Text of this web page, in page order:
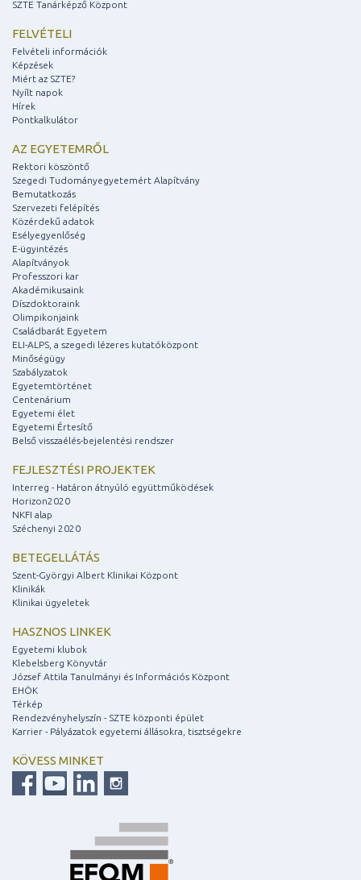
SZTE Tanárképző Központ
FELVÉTELI
Felvételi információk
Képzések
Miért az SZTE?
Nyílt napok
Hírek
Pontkalkulátor
AZ EGYETEMRŐL
Rektori köszöntő
Szegedi Tudományegyetemért Alapítvány
Bemutatkozás
Szervezeti felépítés
Közérdekű adatok
Esélyegyenlőség
E-ügyintézés
Alapítványok
Professzori kar
Akadémikusaink
Díszdoktoraink
Olimpikonjaink
Családbarát Egyetem
ELI-ALPS, a szegedi lézeres kutatóközpont
Minőségügy
Szabályzatok
Egyetemtörténet
Centenárium
Egyetemi élet
Egyetemi Értesítő
Belső visszaélés-bejelentési rendszer
FEJLESZTÉSI PROJEKTEK
Interreg - Határon átnyúló együttműködések
Horizon2020
NKFI alap
Széchenyi 2020
BETEGELLÁTÁS
Szent-Györgyi Albert Klinikai Központ
Klinikák
Klinikai ügyeletek
HASZNOS LINKEK
Egyetemi klubok
Klebelsberg Könyvtár
József Attila Tanulmányi és Információs Központ
EHÖK
Térkép
Rendezvényhelyszín - SZTE központi épület
Karrier - Pályázatok egyetemi állásokra, tisztségekre
KÖVESS MINKET